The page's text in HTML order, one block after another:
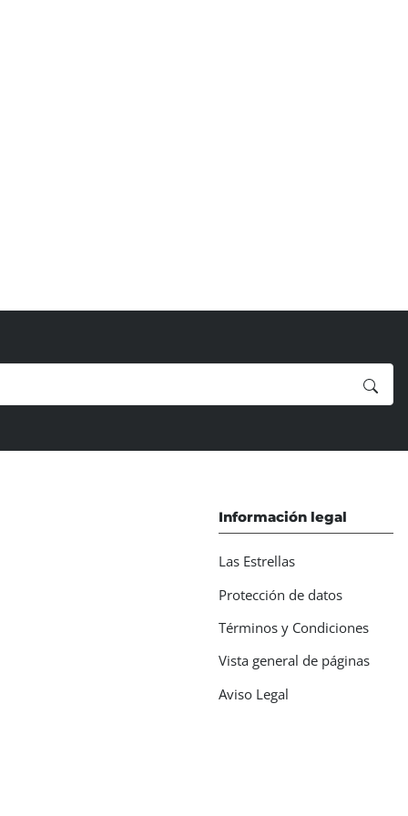
Información legal
Las Estrellas
Protección de datos
Términos y Condiciones
Vista general de páginas
Aviso Legal